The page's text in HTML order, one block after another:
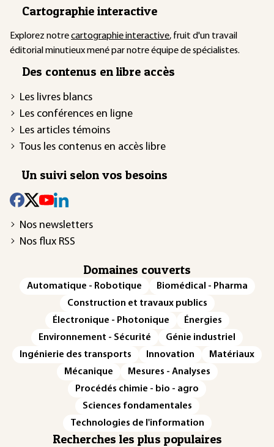
Cartographie interactive
Explorez notrecartographie interactive, fruit d'un travail
éditorial minutieux mené par notre équipe de spécialistes.
Des contenus en libre accès
Les livres blancs
Les conférences en ligne
Les articles témoins
Tous les contenus en accès libre
Un suivi selon vos besoins
Nos newsletters
Nos flux RSS
Domaines couverts
Automatique - Robotique
Biomédical - Pharma
Construction et travaux publics
Électronique - Photonique
Énergies
Environnement - Sécurité
Génie industriel
Ingénierie des transports
Innovation
Matériaux
Mécanique
Mesures - Analyses
Procédés chimie - bio - agro
Sciences fondamentales
Technologies de l'information
Recherches les plus populaires